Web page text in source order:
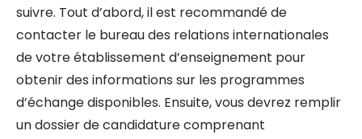
suivre. Tout d’abord, il est recommandé de
contacter le bureau des relations internationales
de votre établissement d’enseignement pour
obtenir des informations sur les programmes
d’échange disponibles. Ensuite, vous devrez remplir
un dossier de candidature comprenant